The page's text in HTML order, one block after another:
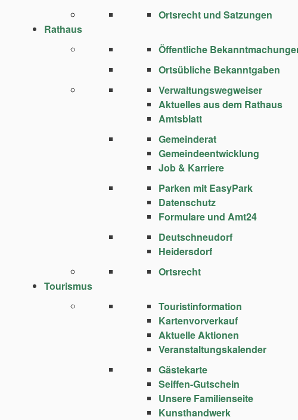
Ortsrecht und Satzungen
Rathaus
Öffentliche
Ortsübliche Bekanntgaben
Verwaltungswegweiser
Aktuelles aus dem Rathaus
Amtsblatt
Gemeinderat
Gemeindeentwicklung
Job & Karriere
Parken mit EasyPark
Datenschutz
Formulare und Amt24
Deutschneudorf
Heidersdorf
Ortsrecht
Tourismus
Touristinformation
Kartenvorverkauf
Aktuelle Aktionen
Veranstaltungskalender
Gästekarte
Seiffen-Gutschein
Unsere Familienseite
Kunsthandwerk